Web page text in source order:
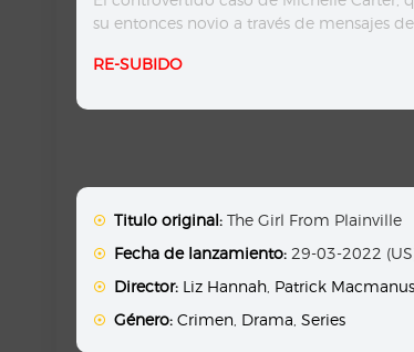
su entonces novio a través de mensajes
RE-SUBIDO
Titulo original: The Girl From Plainville
Fecha de lanzamiento: 29-03-2022
Director: Liz Hannah Patrick Macmanus
Género: Crimen Drama ,Series